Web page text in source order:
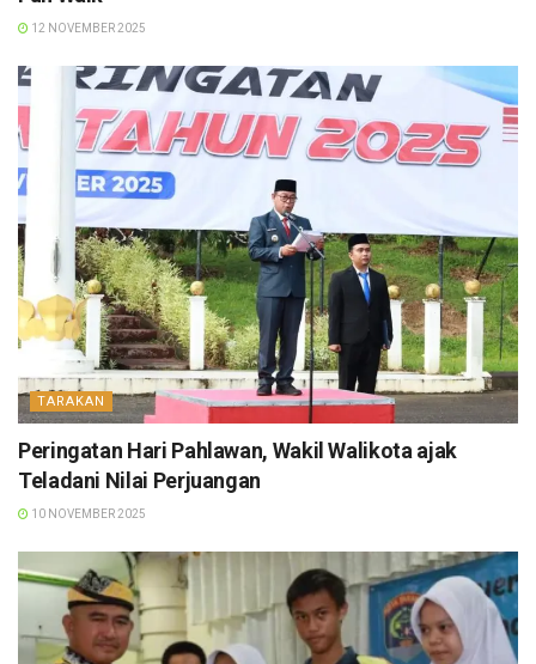
12 NOVEMBER 2025
TARAKAN
Peringatan Hari Pahlawan, Wakil Walikota ajak
Teladani Nilai Perjuangan
10 NOVEMBER 2025